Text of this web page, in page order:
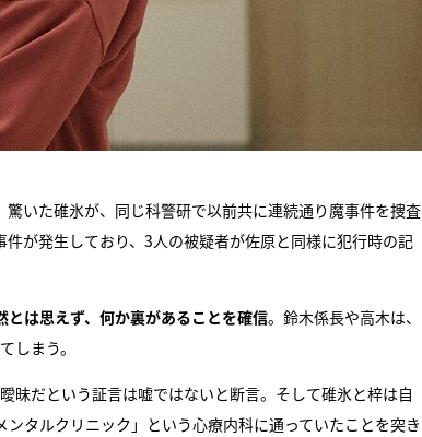
いた碓氷が、同じ科警研で以前共に連続通り魔事件を捜査
が発生しており、3人の被疑者が佐原と同様に犯行時の記
は思えず、何か裏があることを確信。鈴木係長や高木は、
しまう。
昧だという証言は嘘ではないと断言。そして碓氷と梓は自
タルクリニック」という心療内科に通っていたことを突き